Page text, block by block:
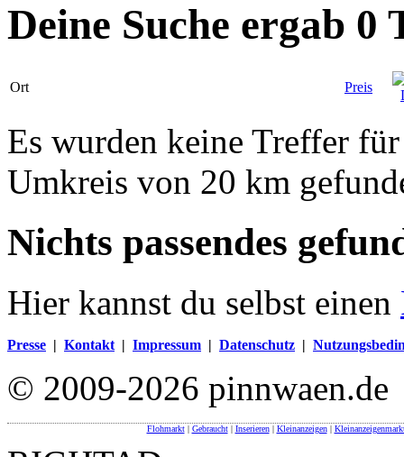
Deine Suche ergab 0
Ort Preis
Es wurden keine Treffer
Umkreis von 20 km
Nichts passendes
Hier kannst du selbst einen
Presse | Kontakt | Impressum | Datenschutz |
© 2009-2026 pinnwaen.de
Flohmarkt| Gebraucht| Inserieren| Kleinanzeigen|